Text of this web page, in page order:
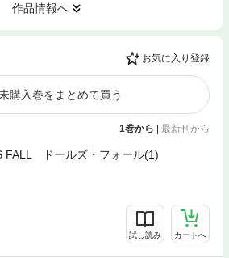
作品情報へ
お気に入り登録
購入巻をまとめて買う
1巻から | 最新刊から
FALL ドールズ・フォール(1)
試し読み カートへ